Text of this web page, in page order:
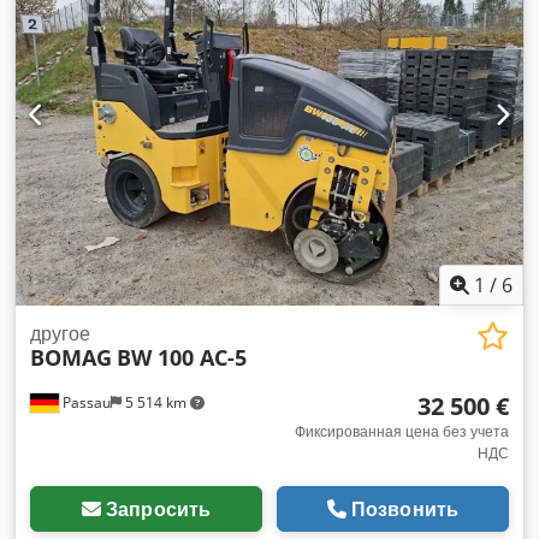
1 / 6
Passau 5 514 km
другое
BOMAG BW 100 AC-5
32 500 €
Фиксированная цена без учета
НДС
Запросить Позвонить